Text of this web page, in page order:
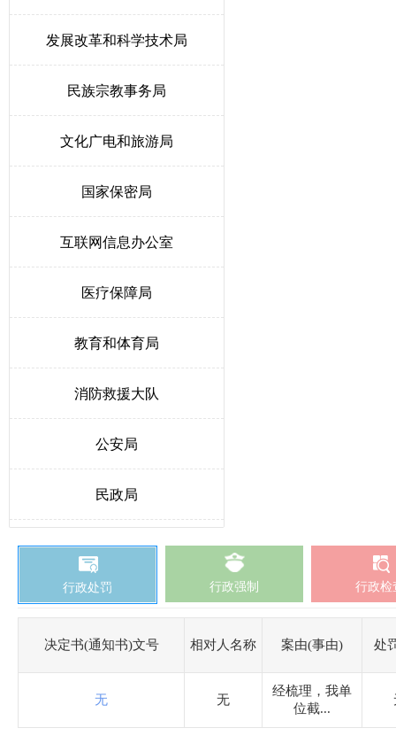
发展改革和科学技术局
民族宗教事务局
文化广电和旅游局
国家保密局
互联网信息办公室
医疗保障局
教育和体育局
消防救援大队
公安局
民政局
人力资源和社会保障局
生态环境局博野分局
自然资源和规划局
交通运输局
行政处罚 行政强制 行政检
决定书(通知书)文号 相对人名称 案由(事由) 处
无 无
经梳理，我单
位截...